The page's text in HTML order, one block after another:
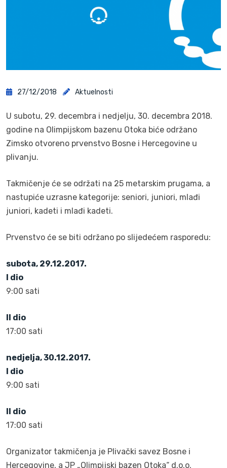
27/12/2018 Aktuelnosti
U subotu, 29. decembra i nedjelju, 30. decembra 2018.
godine na Olimpijskom bazenu Otoka biće održano
Zimsko otvoreno prvenstvo Bosne i Hercegovine u
plivanju.
Takmičenje će se održati na 25 metarskim prugama, a
nastupiće uzrasne kategorije: seniori, juniori, mlađi
juniori, kadeti i mlađi kadeti.
Prvenstvo će se biti održano po slijedećem rasporedu:
subota, 29.12.2017.
I dio
9:00 sati
II dio
17:00 sati
nedjelja, 30.12.2017.
I dio
9:00 sati
II dio
17:00 sati
Organizator takmičenja je Plivački savez Bosne i
Hercegovine, a JP „Olimpijski bazen Otoka“ d.o.o.